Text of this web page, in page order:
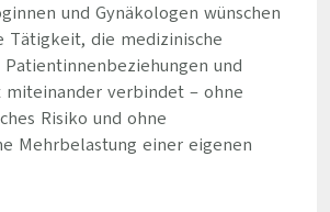
und Gynäkologen wünschen
Tätigkeit, die medizinische
und
miteinander verbindet – ohne
Risiko und ohne
Mehrbelastung einer eigenen